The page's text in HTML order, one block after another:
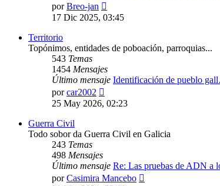
porBreo-jan
último
17 Dic 2025, 03:45
Territorio
Topónimos, entidades de poboación, parroquias...
543 Temas
1454 Mensajes
Último mensaje Identificación de pueblo
porcar2002
último
25 May 2026, 02:23
Guerra Civil
Todo sobor da Guerra Civil en Galicia
243 Temas
498 Mensajes
Último mensaje Re: Las pruebas de ADN a
porCasimira Mancebo